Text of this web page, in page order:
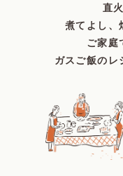
直
煮てよし、
ご家庭
ガスご飯のレ